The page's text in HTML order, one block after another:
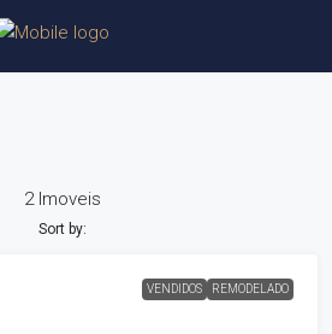
2 Imoveis
Sort by:
VENDIDOS REMODELADO